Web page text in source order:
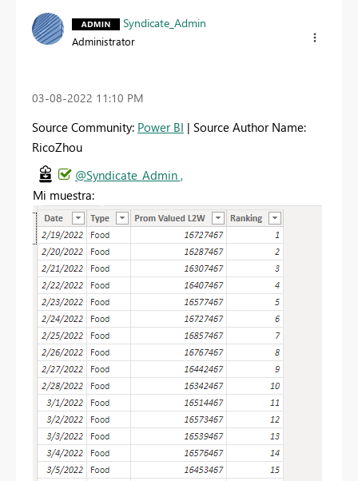
Syndicate_Admin
Administrator
‎03-08-2022 11:10 PM
Source Community: Power BI | Source Author Name:
RicoZhou
@Syndicate_Admin ,
Mi muestra: